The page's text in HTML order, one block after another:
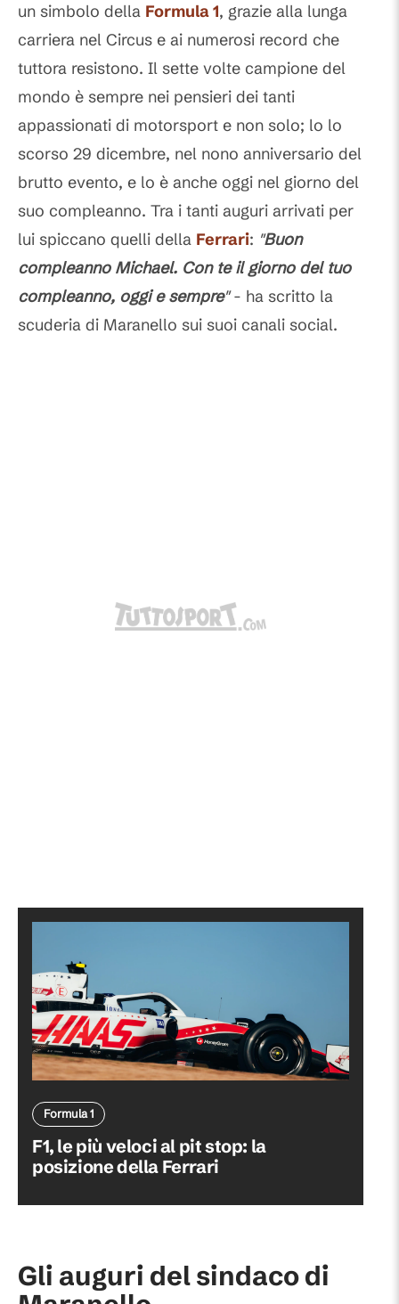
un simbolo della Formula 1, grazie alla lunga
carriera nel Circus e ai numerosi record che
tuttora resistono. Il sette volte campione del
mondo è sempre nei pensieri dei tanti
appassionati di motorsport e non solo; lo lo
scorso 29 dicembre, nel nono anniversario del
brutto evento, e lo è anche oggi nel giorno del
suo compleanno. Tra i tanti auguri arrivati per
lui spiccano quelli della Ferrari: "Buon
compleanno Michael. Con te il giorno del tuo
compleanno, oggi e sempre"- ha scritto la
scuderia di Maranello sui suoi canali social.
Formula 1
F1, le più veloci al pit stop: la
posizione della Ferrari
Gli auguri del sindaco di